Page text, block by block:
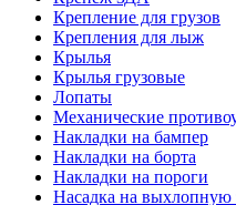
Крепление для грузов
Крепления для лыж
Крылья
Крылья грузовые
Лопаты
Механические
Накладки на бампер
Накладки на борта
Накладки на пороги
Насадка на выхлопную